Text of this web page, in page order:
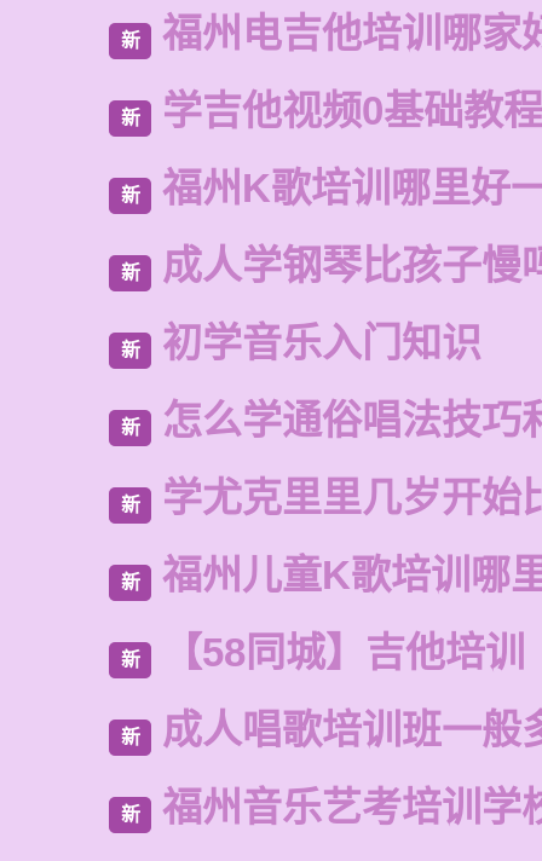
新 福州电吉他培训哪家
新 学吉他视频0基础教程
新 福州K歌培训哪里好
新 成人学钢琴比孩子慢
新 初学音乐入门知识
新 怎么学通俗唱法技巧
新 学尤克里里几岁开始
新 福州儿童K歌培训哪
新 【58同城】吉他培训
新 成人唱歌培训班一般
新 福州音乐艺考培训学